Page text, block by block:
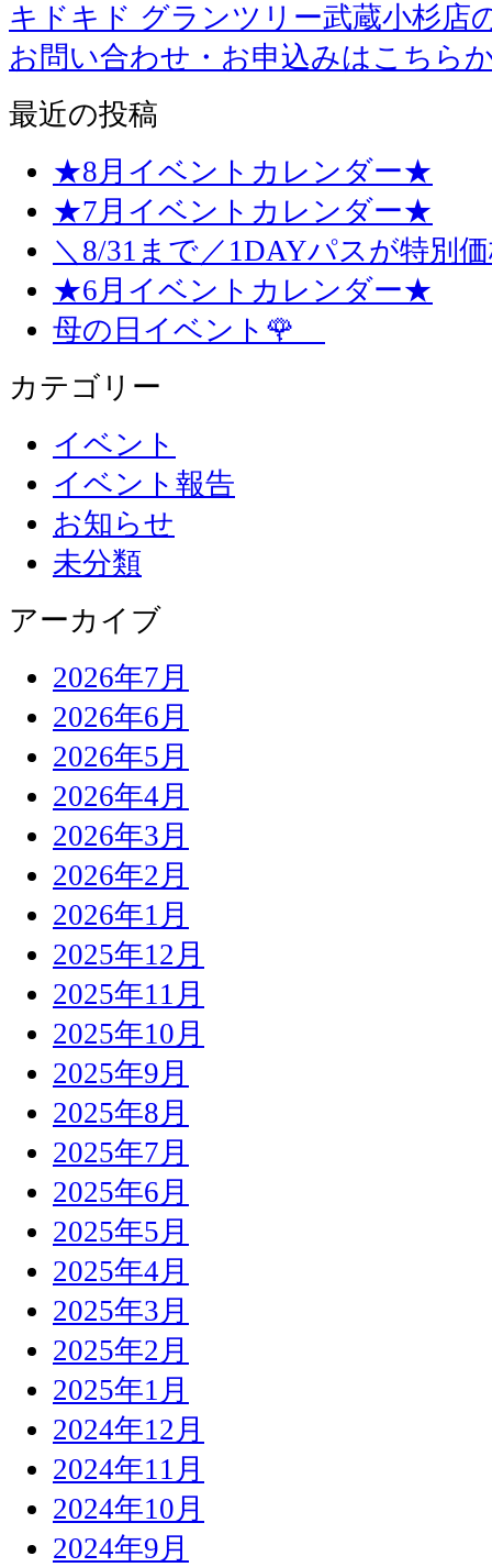
キドキド グランツリー武蔵小杉店
お問い合わせ・お申込みはこちら
最近の投稿
★8月イベントカレンダー★
★7月イベントカレンダー★
＼8/31まで／1DAYパスが特別
★6月イベントカレンダー★
母の日イベント🌹
カテゴリー
イベント
イベント報告
お知らせ
未分類
アーカイブ
2026年7月
2026年6月
2026年5月
2026年4月
2026年3月
2026年2月
2026年1月
2025年12月
2025年11月
2025年10月
2025年9月
2025年8月
2025年7月
2025年6月
2025年5月
2025年4月
2025年3月
2025年2月
2025年1月
2024年12月
2024年11月
2024年10月
2024年9月